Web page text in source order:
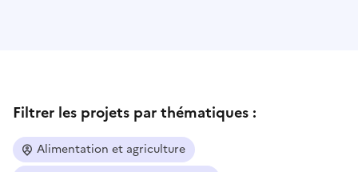
Filtrer les projets par thématiques :
Alimentation et agriculture